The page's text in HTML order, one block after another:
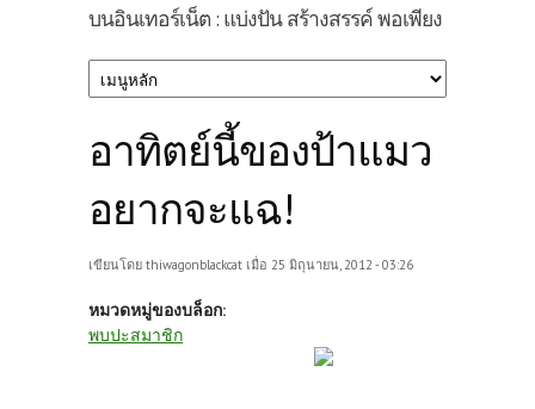
บนอินเทอร์เน็ต : แบ่งปัน สร้างสรรค์ พอเพียง
อาทิตย์นี้ของป้าแมว
อยากจะแฉ!
เขียนโดย thiwagonblackcat เมื่อ 25 มิถุนายน, 2012 - 03:26
หมวดหมู่ของบล็อก:
พบปะสมาชิก